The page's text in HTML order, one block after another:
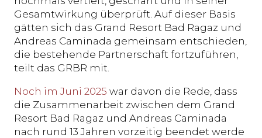
Gesamtwirkung überprüft. Auf dieser Basis
gätten sich das Grand Resort Bad Ragaz und
Andreas Caminada gemeinsam entschieden,
die bestehende Partnerschaft fortzuführen,
teilt das GRBR mit.
Noch im Juni 2025 war davon die Rede, dass
die Zusammenarbeit zwischen dem Grand
Resort Bad Ragaz und Andreas Caminada
nach rund 13 Jahren vorzeitig beendet werde